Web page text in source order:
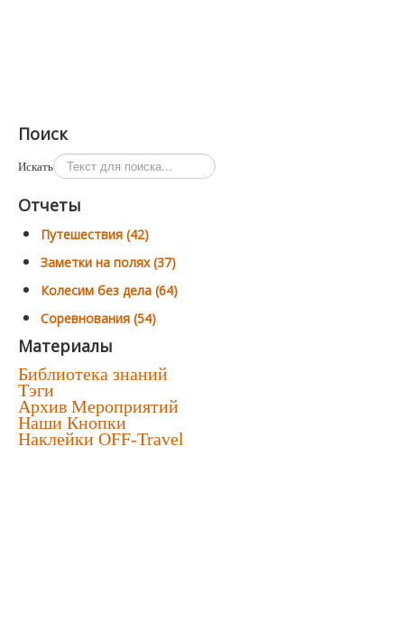
Поиск
Искать
Отчеты
Путешествия (42)
Заметки на полях (37)
Колесим без дела (64)
Соревнования (54)
Материалы
Библиотека знаний
Тэги
Архив Мероприятий
Наши Кнопки
Наклейки OFF-Travel